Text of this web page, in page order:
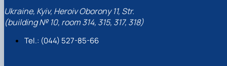
Ukraine, Kyiv, Heroiv Oborony 11, Str.
(building № 10, room 314, 315, 317, 318)
Tel.: (044) 527-85-66